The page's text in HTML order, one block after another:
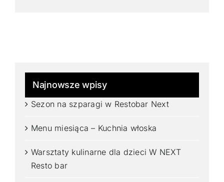
Najnowsze wpisy
Sezon na szparagi w Restobar Next
Menu miesiąca – Kuchnia włoska
Warsztaty kulinarne dla dzieci W NEXT
Resto bar